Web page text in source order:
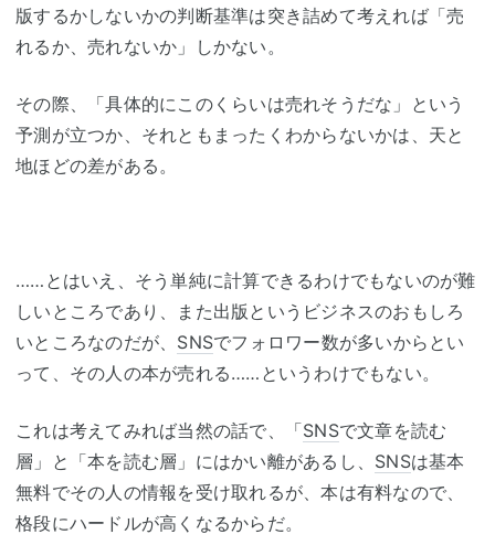
版するかしないかの判断基準は突き詰めて考えれば「売
れるか、売れないか」しかない。
その際、「具体的にこのくらいは売れそうだな」という
予測が立つか、それともまったくわからないかは、天と
地ほどの差がある。
……とはいえ、そう単純に計算できるわけでもないのが難
しいところであり、また出版というビジネスのおもしろ
いところなのだが、 SNSでフォロワー数が多いからとい
って、その人の本が売れる……というわけでもない。
これは考えてみれば当然の話で、「SNSで文章を読む
層」と「本を読む層」にはかい離があるし、 SNSは基本
無料でその人の情報を受け取れるが、本は有料なので、
格段にハードルが高くなるからだ。